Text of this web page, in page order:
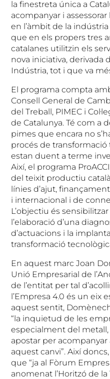
la finestreta única a
acompanyar i
en l’àmbit de la
que en els propers tres
catalanes utilitzin els
nova iniciativa, derivada
Indústria, tot i que va
El programa compta
Consell General de
del Treball, PIMEC i
de Catalunya. Té com a
pimes que encara no
procés de
estan duent a terme
Així, el programa
del teixit productiu
línies d’ajut,
i internacional i de
L’objectiu és
l’elaboració d’una
d’actuacions i la
transformació
En aquest marc Joan
Unió Empresarial de
de l’entitat per tal
l’Empresa 4.0 és un eix
aquest sentit,
“la inquietud de les
especialment del metall,
apostar per
aquest canvi”. Així
que “ja al Fòrum
anomenat l’Horitzó de